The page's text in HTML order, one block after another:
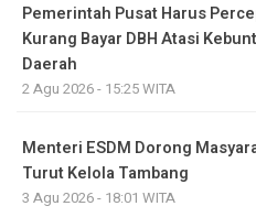
Pemerintah Pusat Harus
Kurang Bayar DBH Atasi
Daerah
2 Agu 2026 - 15:25 WITA
Menteri ESDM Dorong
Turut Kelola Tambang
3 Agu 2026 - 18:01 WITA